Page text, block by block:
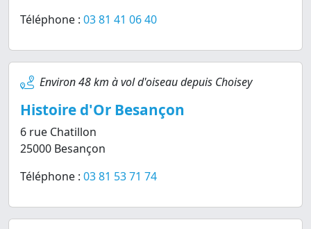
Téléphone : 03 81 41 06 40
Environ 48 km à vol d'oiseau depuis Choisey
Histoire d'Or Besançon
6 rue Chatillon
25000 Besançon
Téléphone : 03 81 53 71 74